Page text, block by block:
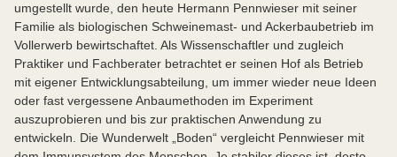
umgestellt wurde, den heute Hermann Pennwieser mit seiner
Familie als biologischen Schweinemast- und Ackerbaubetrieb im
Vollerwerb bewirtschaftet. Als Wissenschaftler und zugleich
Praktiker und Fachberater betrachtet er seinen Hof als Betrieb
mit eigener Entwicklungsabteilung, um immer wieder neue Ideen
oder fast vergessene Anbaumethoden im Experiment
auszuprobieren und bis zur praktischen Anwendung zu
entwickeln. Die Wunderwelt „Boden“ vergleicht Pennwieser mit